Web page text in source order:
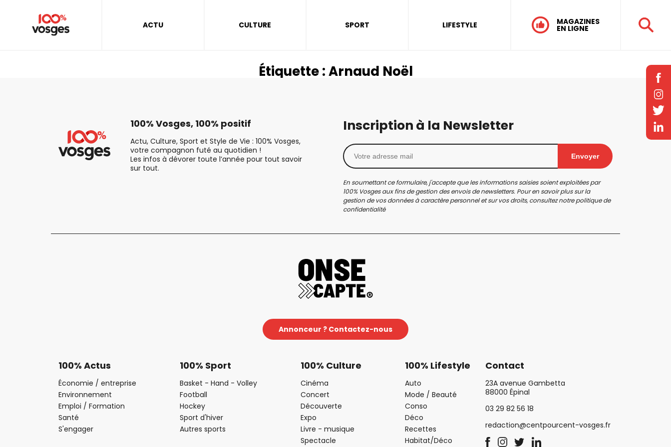
ACTU CULTURE SPORT LIFESTYLE MAGAZINES
EN LIGNE
Étiquette :Arnaud Noël
100% Vosges, 100% positif
Actu, Culture, Sport et Style de Vie : 100% Vosges,
votre compagnon futé au quotidien !
Les infos à dévorer toute l’année pour tout savoir
sur tout.
Inscription à la Newsletter
Envoyer
En soumettant ce formulaire, j'accepte que les informations saisies soient exploitées par
100% Vosges aux fins de gestion des envois de newsletters. Pour en savoir plus sur la
gestion de vos données à caractère personnel et sur vos droits, consultez notrepolitique de
confidentialité
Annonceur ? Contactez-nous
100% Actus
Économie / entreprise
Environnement
Emploi / Formation
Santé
S'engager
100% Sport
Basket - Hand - Volley
Football
Hockey
Sport d'hiver
Autres sports
100% Culture
Cinéma
Concert
Découverte
Expo
Livre - musique
Spectacle
100% Lifestyle
Auto
Mode / Beauté
Conso
Déco
Recettes
Habitat/Déco
Contact
23A avenue Gambetta
88000 Épinal
03 29 82 56 18
redaction@centpourcent-vosges.fr